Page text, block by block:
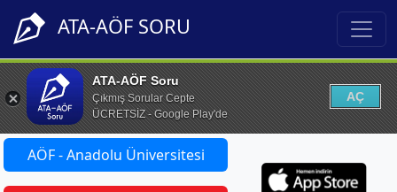
ATA-AÖF SORU
ATA-AÖF Soru
Çıkmış Sorular Cepte
ÜCRETSİZ - Google Play'de
AÇ
AÖF - Anadolu Üniversitesi